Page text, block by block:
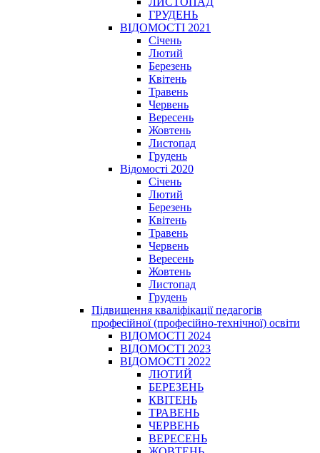
ГРУДЕНЬ
ВІДОМОСТІ 2021
Січень
Лютий
Березень
Квітень
Травень
Червень
Вересень
Жовтень
Листопад
Грудень
Відомості 2020
Січень
Лютий
Березень
Квітень
Травень
Червень
Вересень
Жовтень
Листопад
Грудень
Підвищення кваліфікації педагогів
професійної (професійно-технічної) освіти
ВІДОМОСТІ 2024
ВІДОМОСТІ 2023
ВІДОМОСТІ 2022
ЛЮТИЙ
БЕРЕЗЕНЬ
КВІТЕНЬ
ТРАВЕНЬ
ЧЕРВЕНЬ
ВЕРЕСЕНЬ